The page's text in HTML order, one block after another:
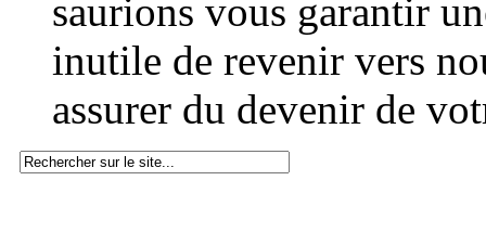
saurions vous garantir
inutile de revenir vers
assurer du devenir de